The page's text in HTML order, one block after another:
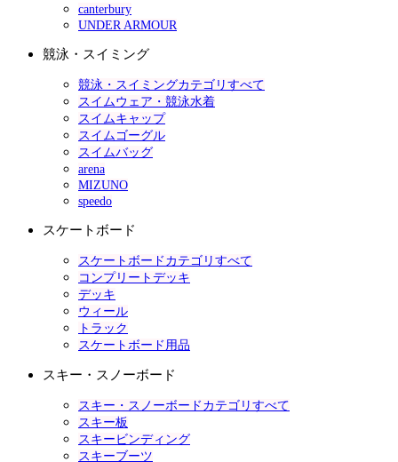
canterbury
UNDER ARMOUR
競泳・スイミング
競泳・スイミングカテゴリすべて
スイムウェア・競泳水着
スイムキャップ
スイムゴーグル
スイムバッグ
arena
MIZUNO
speedo
スケートボード
スケートボードカテゴリすべて
コンプリートデッキ
デッキ
ウィール
トラック
スケートボード用品
スキー・スノーボード
スキー・スノーボードカテゴリすべて
スキー板
スキービンディング
スキーブーツ